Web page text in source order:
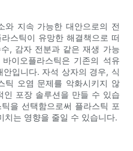
와 지속 가능한 대안으로의 전
스틱이 유망한 해결책으로 떠
, 감자 전분과 같은 재생 가능
이오플라스틱은 기존의 석유
입니다. 자석 상자의 경우, 식
틱 오염 문제를 악화시키지 않
인 포장 솔루션을 만들 수 있습
을 선택함으로써 플라스틱 포
치는 영향을 줄일 수 있습니다.